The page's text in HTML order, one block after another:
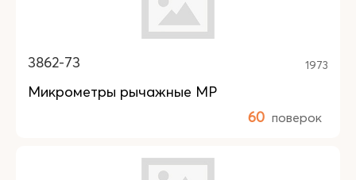
3862-73 1973
Микрометры рычажные МР
60 поверок